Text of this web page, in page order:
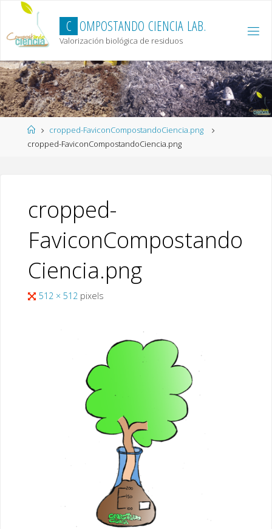
content
C OMPOSTANDO CIENCIA LAB.
Valorización biológica de residuos
Homecropped-FaviconCompostandoCiencia.png
cropped-FaviconCompostandoCiencia.png
cropped-
FaviconCompostando
Ciencia.png
Full512 × 512 pixels